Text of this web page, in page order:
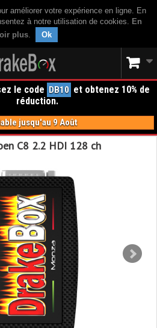
améliorer votre expérience en ligne. En
à notre utilisation de cookies. En
plus. Ok
le code DB10 et obtenez 10% de
réduction.
jusqu'au 9 Août
C8 2.2 HDI 128 ch